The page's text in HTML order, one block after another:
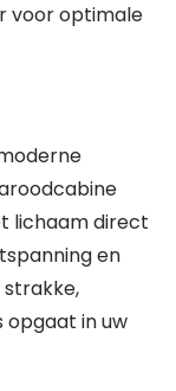
voor optimale
lichaam direct
en
opgaat in uw